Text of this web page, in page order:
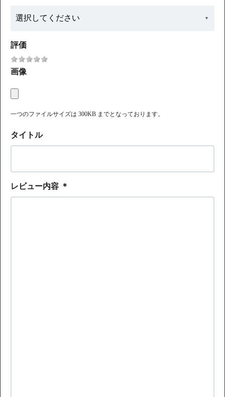
評価
画像
一つのファイルサイズは 300KB までとなっております。
タイトル
レビュー内容 ＊